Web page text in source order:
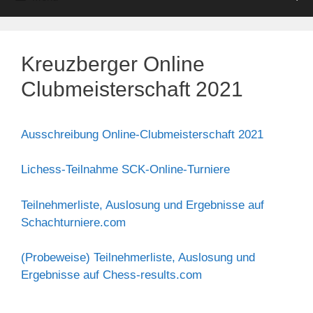
Kreuzberger Online
Clubmeisterschaft 2021
Ausschreibung Online-Clubmeisterschaft 2021
Lichess-Teilnahme SCK-Online-Turniere
Teilnehmerliste, Auslosung und Ergebnisse auf
Schachturniere.com
(Probeweise) Teilnehmerliste, Auslosung und
Ergebnisse auf Chess-results.com